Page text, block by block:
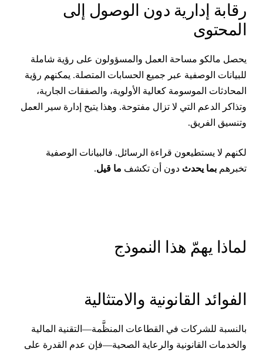
إدارية دون الوصول إلى
مالكو مساحة العمل والمسؤولون على رؤية شاملة
الوصفية عبر جميع الحسابات المتصلة. يمكنهم رؤية
الموسومة كعالية الأولوية، والصفقات الجارية،
الدعم التي لا تزال مفتوحة. وهذا يتيح إدارة سير العمل
الفريق.
لا يستطيعون قراءة الرسائل. فالبيانات الوصفية
بما يحدثدون أن تكشفما قيل
يهمّ هذا النموذج
القانونية والامتثالية
للشركات في القطاعات المنظَّمة—التقنية المالية
القانونية والرعاية الصحية—فإن عدم القدرة على